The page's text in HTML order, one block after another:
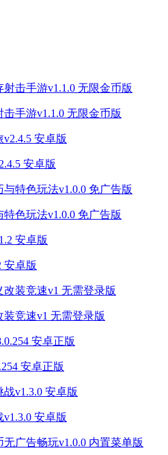
手游v1.1.0 无限金币版
安卓版
色玩法v1.0.0 免广告版
安卓版
竞速v1 无需登录版
安卓正版
安卓版